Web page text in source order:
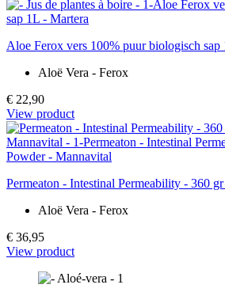
Aloe Ferox vers 100% puur biologisch sap
Aloë Vera - Ferox
€ 22,90
View product
Permeaton - Intestinal Permeability - 360
Aloë Vera - Ferox
€ 36,95
View product